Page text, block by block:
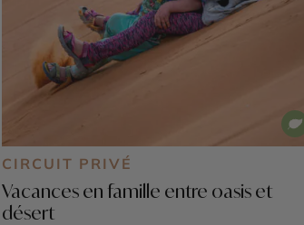
CIRCUIT PRIVÉ
Vacances en famille entre oasis et
désert